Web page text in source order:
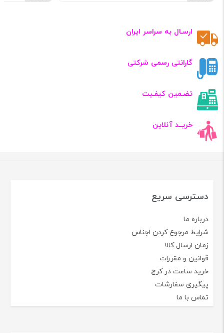
ارسـال به سراسر ایران
گارانتی رسمی شرکتی
تضـمین کیفـیت
خریــد آنلاین
دسترسی سریع
درباره ما
شرایط مرجوع کردن اجناس
زمان ارسال کالا
قوانین و مقررات
خرید ساعت در کرج
پیگیری سفارشات
تماس با ما